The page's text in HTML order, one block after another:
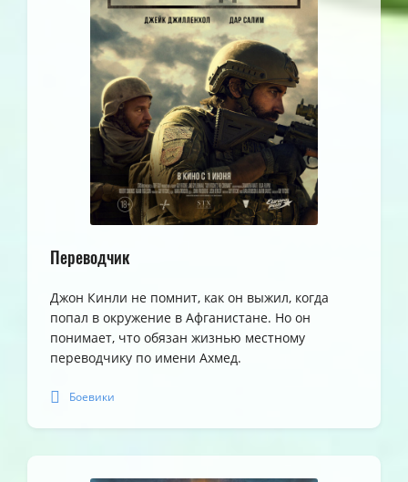
Переводчик
Джон Кинли не помнит, как он выжил, когда
попал в окружение в Афганистане. Но он
понимает, что обязан жизнью местному
переводчику по имени Ахмед.
Боевики